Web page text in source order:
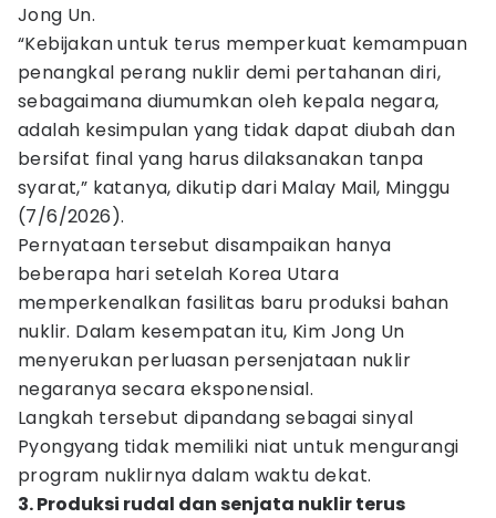
Jong Un.
“Kebijakan untuk terus memperkuat kemampuan
penangkal perang nuklir demi pertahanan diri,
sebagaimana diumumkan oleh kepala negara,
adalah kesimpulan yang tidak dapat diubah dan
bersifat final yang harus dilaksanakan tanpa
syarat,” katanya, dikutip dari Malay Mail, Minggu
(7/6/2026).
Pernyataan tersebut disampaikan hanya
beberapa hari setelah Korea Utara
memperkenalkan fasilitas baru produksi bahan
nuklir. Dalam kesempatan itu, Kim Jong Un
menyerukan perluasan persenjataan nuklir
negaranya secara eksponensial.
Langkah tersebut dipandang sebagai sinyal
Pyongyang tidak memiliki niat untuk mengurangi
program nuklirnya dalam waktu dekat.
3. Produksi rudal dan senjata nuklir terus